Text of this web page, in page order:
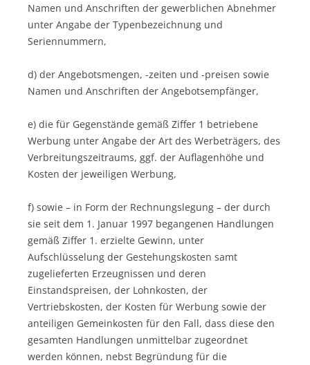
Namen und Anschriften der gewerblichen Abnehmer
unter Angabe der Typenbezeichnung und
Seriennummern,
d) der Angebotsmengen, -zeiten und -preisen sowie
Namen und Anschriften der Angebotsempfänger,
e) die für Gegenstände gemäß Ziffer 1 betriebene
Werbung unter Angabe der Art des Werbeträgers, des
Verbreitungszeitraums, ggf. der Auflagenhöhe und
Kosten der jeweiligen Werbung,
f) sowie – in Form der Rechnungslegung – der durch
sie seit dem 1. Januar 1997 begangenen Handlungen
gemäß Ziffer 1. erzielte Gewinn, unter
Aufschlüsselung der Gestehungskosten samt
zugelieferten Erzeugnissen und deren
Einstandspreisen, der Lohnkosten, der
Vertriebskosten, der Kosten für Werbung sowie der
anteiligen Gemeinkosten für den Fall, dass diese den
gesamten Handlungen unmittelbar zugeordnet
werden können, nebst Begründung für die